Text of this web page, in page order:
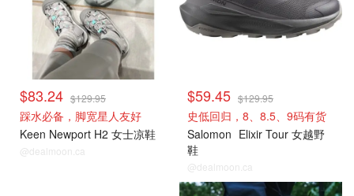
$83.24 $129.95
踩水必备，脚宽星人友好
Keen Newport H2 女士凉鞋
@dealmoon.ca
$59.45 $129.95
史低回归，8、8.5、9码有货
Salomon Elixir Tour 女越野
鞋
@dealmoon.ca